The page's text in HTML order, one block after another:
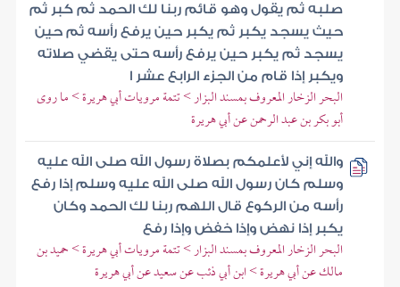
صلبه ثم يقول وهو قائم ربنا لك الحمد ثم كبر ثم
حيث يسجد يكبر ثم يكبر حين يرفع رأسه ثم حين
يسجد ثم يكبر حين يرفع رأسه حتى يقضي صلاته
ويكبر إذا قام من الجزء الرابع عشر ا
البحر الزخار المعروف بمسند البزار > تتمة مرويات أبي هريرة > ما روى
أبو بكر بن عبد الرحمن عن أبي هريرة
والله إني لأعلمكم بصلاة رسول الله صلى الله عليه
وسلم كان رسول الله صلى الله عليه وسلم إذا رفع
رأسه من الركوع قال اللهم ربنا لك الحمد وكان
يكبر إذا نهض وإذا خفض وإذا رفع
البحر الزخار المعروف بمسند البزار > تتمة مرويات أبي هريرة > حميد بن
مالك عن أبي هريرة > ابن أبي ذئب عن سعيد عن أبي هريرة